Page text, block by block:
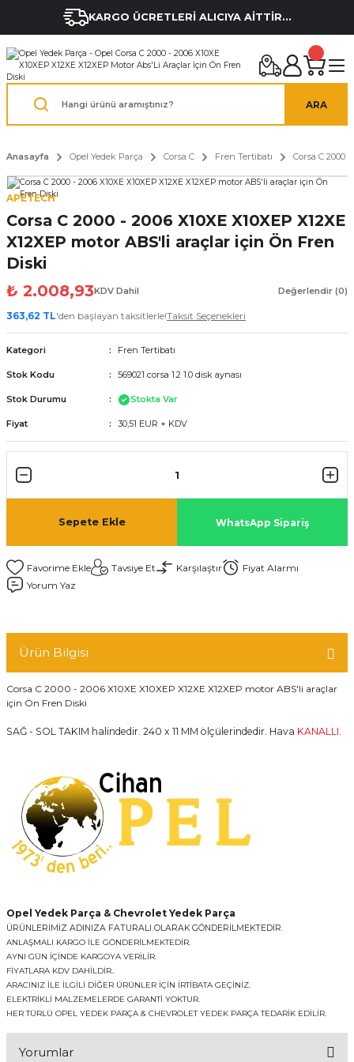
KARGO ÜCRETLERİ ALICIYA AİTTİR...
ARA
Anasayfa Opel Yedek Parça Corsa C Fren Tertibatı Corsa C 2000
APETECH
Corsa C 2000 - 2006 X10XE X10XEP X12XE
X12XEP motor ABS'li araçlar için Ön Fren
Diski
₺ 2.008,93KDV Dahil Değerlendir (0)
363,62 TL'den başlayan taksitlerle!Taksit Seçenekleri
Kategori Fren Tertibatı
Stok Kodu 569021 corsa 1.2 1.0 disk aynası
Stok Durumu Stokta Var
Fiyat 30,51 EUR + KDV
Sepete Ekle WhatsApp Sipariş
Tavsiye Et Karşılaştır
Fiyat Alarmı
Yorum Yaz
Ürün Bilgisi
Corsa C 2000 - 2006 X10XE X10XEP X12XE X12XEP motor ABS'li araçlar
için Ön Fren Diski
SAĞ - SOL TAKIM halindedir. 240 x 11 MM ölçülerindedir. Hava KANALLI.
Opel Yedek Parça & Chevrolet Yedek Parça
ÜRÜNLERİMİZ ADINIZA FATURALI OLARAK GÖNDERİLMEKTEDİR.
ANLAŞMALI KARGO İLE GÖNDERİLMEKTEDİR.
AYNI GÜN İÇİNDE KARGOYA VERİLİR.
FİYATLARA KDV DAHİLDİR..
ARACINIZ İLE İLGİLİ DİĞER ÜRÜNLER İÇİN İRTİBATA GEÇİNİZ.
ELEKTRİKLİ MALZEMELERDE GARANTİ YOKTUR.
HER TÜRLÜ OPEL YEDEK PARÇA & CHEVROLET YEDEK PARÇA TEDARİK EDİLİR.
Yorumlar